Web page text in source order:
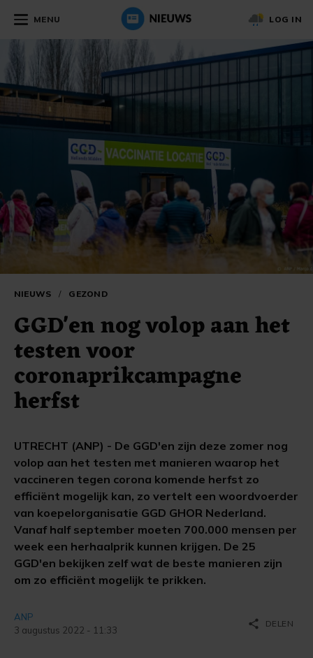
MENU LOG IN
NIEUWS / GEZOND
GGD'en nog volop aan het
testen voor
coronaprikcampagne
herfst
UTRECHT (ANP) - De GGD'en zijn deze zomer nog
volop aan het testen met manieren waarop het
vaccineren tegen corona komende herfst zo
efficiënt mogelijk kan, zo vertelt een woordvoerder
van koepelorganisatie GGD GHOR Nederland.
Vanaf half september moeten 700.000 mensen per
week een herhaalprik kunnen krijgen. De 25
GGD'en bekijken zelf wat de beste manieren zijn
om zo efficiënt mogelijk te prikken.
ANP
3 augustus 2022 - 11:33
share DELEN